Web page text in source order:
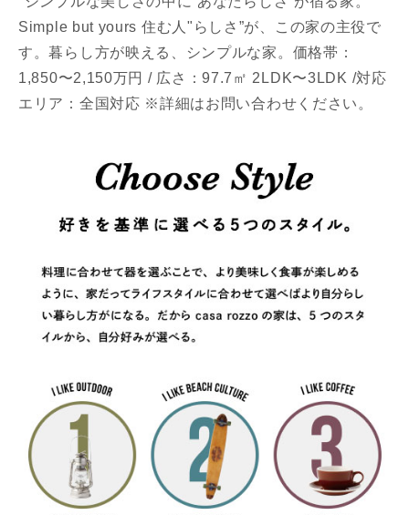
Simple but yours 住む人"らしさ”が、この家の主役で
す。暮らし方が映える、シンプルな家。価格帯：
1,850〜2,150万円 / 広さ：97.7㎡ 2LDK〜3LDK /対応
エリア：全国対応 ※詳細はお問い合わせください。